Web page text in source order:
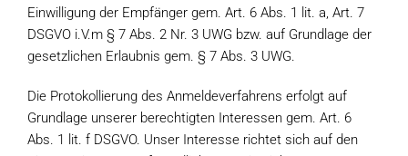
Einwilligung der Empfänger gem. Art. 6 Abs. 1 lit. a, Art. 7
DSGVO i.V.m § 7 Abs. 2 Nr. 3 UWG bzw. auf Grundlage der
gesetzlichen Erlaubnis gem. § 7 Abs. 3 UWG.
Die Protokollierung des Anmeldeverfahrens erfolgt auf
Grundlage unserer berechtigten Interessen gem. Art. 6
Abs. 1 lit. f DSGVO. Unser Interesse richtet sich auf den